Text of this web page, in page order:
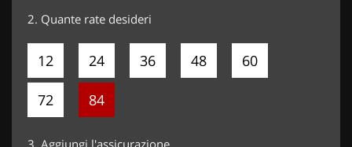
2. Quante rate desideri
12 24 36 48 60
72 84